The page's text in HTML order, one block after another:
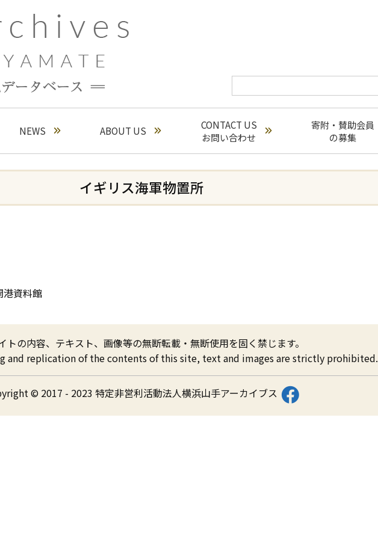
NEWS ABOUT US
CONTACT US
お問い合わせ
寄附・賛助会員
の募集
イギリス海軍物置所
資料館
トの内容、テキスト、画像等の無断転載・無断使用を固く禁じます。
and replication of the contents of this site, text and images are strictly prohibited.
© 2017 - 2023 特定非営利活動法人横浜山手アーカイブス